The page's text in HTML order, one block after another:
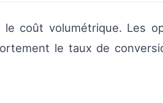
coût volumétrique. Les
le taux de